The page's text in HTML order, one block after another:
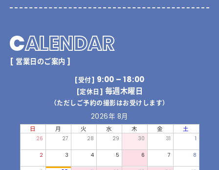
CALENDAR
[ 営業日のご案内 ]
[受付] 9:00 – 18:00
[定休日] 毎週木曜日
（ただしご予約の撮影はお受けします）
2026年 8月
日 月 火 水 木 金 土
26 27 28 29 30 31 1
2 3 4 5 6 7 8